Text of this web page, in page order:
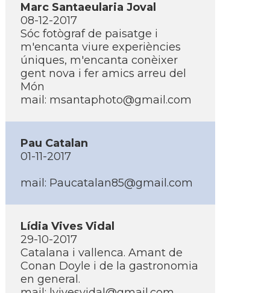
Marc Santaeularia Joval
08-12-2017
Sóc fotògraf de paisatge i
m'encanta viure experiències
úniques, m'encanta conèixer
gent nova i fer amics arreu del
Món
mail: msantaphoto@gmail.com
Pau Catalan
01-11-2017
mail: Paucatalan85@gmail.com
Lí­dia Vives Vidal
29-10-2017
Catalana i vallenca. Amant de
Conan Doyle i de la gastronomia
en general.